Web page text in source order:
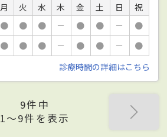
月 火 水 木 金 土 日
祝
● ● ● － ● ● －
●
● ● ● － ● ● －
●
診療時間の詳細はこちら
9件中
1〜9件を表示